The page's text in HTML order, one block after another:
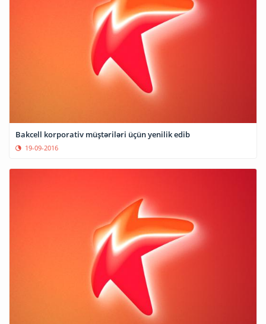
Bakcell korporativ müştəriləri üçün yenilik edib
19-09-2016